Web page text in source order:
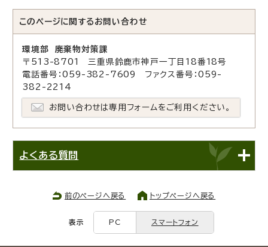
このページに関する お問い合わせ
環境部 廃棄物対策課
〒513-8701 三重県鈴鹿市神戸一丁目18番18号
電話番号：059-382-7609 ファクス番号：059-
382-2214
お問い合わせは専用フォームをご利用ください。
よくある質問
前のページへ戻る トップページへ戻る
表示 PC スマートフォン